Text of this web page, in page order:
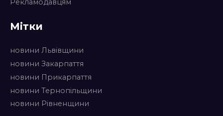
Рекламодавцям
Мітки
новини Львівщини
новини Закарпаття
новини Прикарпаття
новини Тернопільщини
новини Рівненщини